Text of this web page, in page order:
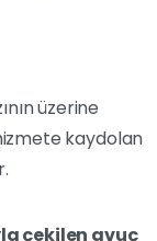
üzerine
kaydolan
çekilen avuç